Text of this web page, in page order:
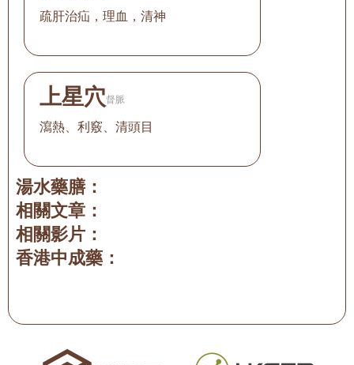
疏肝治疝，理血，清神
上星穴督脈
瀉熱、利竅、清頭目
湯水藥膳：
相關文章：
相關影片：
香港中成藥：